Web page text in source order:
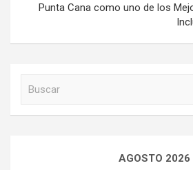
Punta Cana como uno de los
AGOSTO 2026